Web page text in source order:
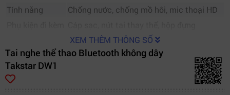
Tính năng
Chống nước, chống mồ hôi, mic thoại HD
XEM THÊM THÔNG SỐ
Tai nghe thể thao Bluetooth không dây
Takstar DW1